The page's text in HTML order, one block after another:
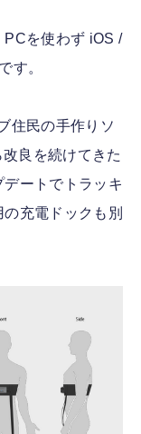
PCを使わず iOS /
す。
住民の手作りソ
良を続けてきた
ートでトラッキ
充電ドックも別